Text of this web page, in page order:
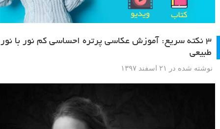
۳ نکته سریع: آموزش عکاسی پرتره احساسی کم نور با نور
طبیعی
نوشته شده در ۲۱ اسفند ۱۳۹۷